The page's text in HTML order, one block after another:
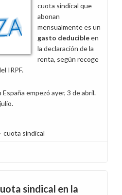
cuota sindical que
abonan
mensualmente es un
gasto deducibleen
la declaración de la
renta, según recoge
IRPF.
empezó ayer, 3 de abril.
cuota sindical
sindical en la